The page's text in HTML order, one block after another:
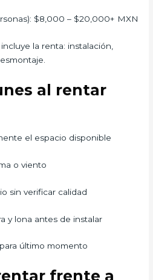
$8,000 – $20,000+ MXN
la renta: instalación,
al rentar
el espacio disponible
o viento
sin verificar calidad
y lona antes de instalar
último momento
frente a